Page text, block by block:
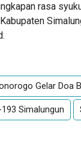
rasa
Gelar Doa
Simalungun